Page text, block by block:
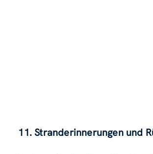
11. Stranderinnerungen und